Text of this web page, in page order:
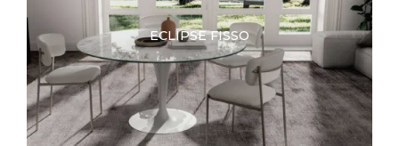
ECLIPSE FISSO